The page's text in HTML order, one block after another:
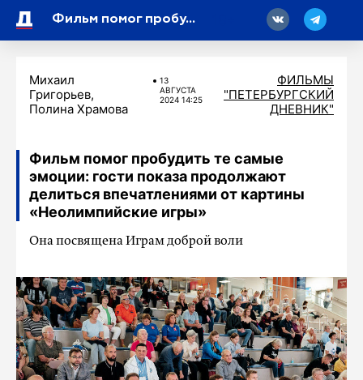
Фильм помог пробудить те самые эмоции: гости показа продолжают делиться впечатлениями от картины «Неолимпийские игры»
Михаил
Григорьев,
Полина Храмова
13
АВГУСТА
2024 14:25
ФИЛЬМЫ
"ПЕТЕРБУРГСКИЙ
ДНЕВНИК"
Фильм помог пробудить те самые
эмоции: гости показа продолжают
делиться впечатлениями от картины
«Неолимпийские игры»
Она посвящена Играм доброй воли